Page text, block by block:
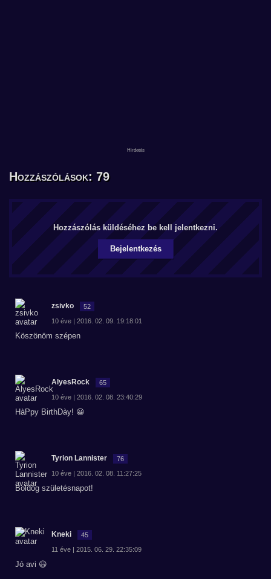
Hozzászólások: 79
Hozzászólás küldéséhez be kell jelentkezni.
Bejelentkezés
zsivko 52
10 éve | 2016. 02. 09. 19:18:01
Köszönöm szépen
AlyesRock 65
10 éve | 2016. 02. 08. 23:40:29
HàPpy BirthDày! 😀
Tyrion Lannister 76
10 éve | 2016. 02. 08. 11:27:25
Boldog születésnapot!
Kneki 45
11 éve | 2015. 06. 29. 22:35:09
Jó avi 😃